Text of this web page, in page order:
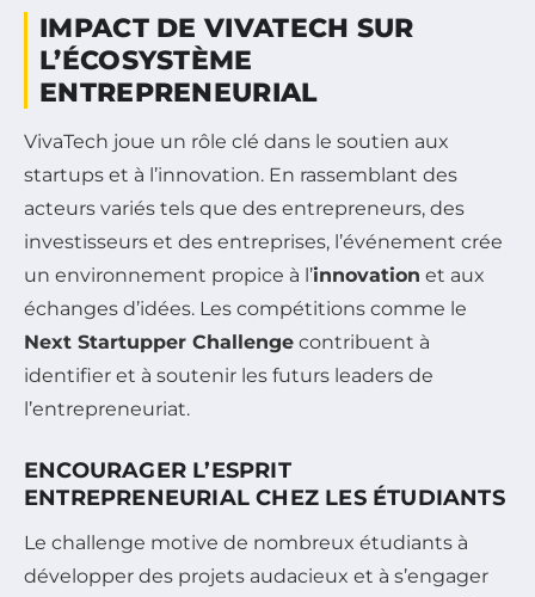
IMPACT DE VIVATECH SUR
L’ÉCOSYSTÈME
ENTREPRENEURIAL
VivaTech joue un rôle clé dans le soutien aux
startups et à l’innovation. En rassemblant des
acteurs variés tels que des entrepreneurs, des
investisseurs et des entreprises, l’événement crée
un environnement propice à l’innovation et aux
échanges d’idées. Les compétitions comme le
Next Startupper Challenge contribuent à
identifier et à soutenir les futurs leaders de
l’entrepreneuriat.
ENCOURAGER L’ESPRIT
ENTREPRENEURIAL CHEZ LES ÉTUDIANTS
Le challenge motive de nombreux étudiants à
développer des projets audacieux et à s’engager